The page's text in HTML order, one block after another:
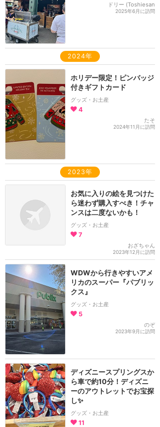
ドリー (Toshiesan
2025年6月に訪問
2024年
ホリデー限定！ピンバッジ
付きギフトカード
グッズ・お土産
4
たそ
2024年11月に訪問
2023年
お気に入りの絵を見つけた
ら迷わず購入すべき！チャ
ンスは二度ないかも！
グッズ・お土産
7
おざちゃん
2023年12月に訪問
WDWから行きやすいアメ
リカのスーパー『パブリッ
クス』
グッズ・お土産
5
のぞ
2023年9月に訪問
ディズニースプリングスか
ら車で約10分！ディズニ
ーのアウトレットでお宝探
し✨
グッズ・お土産
11